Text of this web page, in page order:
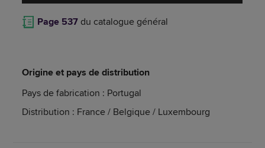
Page 537 du catalogue général
Origine et pays de distribution
Pays de fabrication : Portugal
Distribution : France / Belgique / Luxembourg